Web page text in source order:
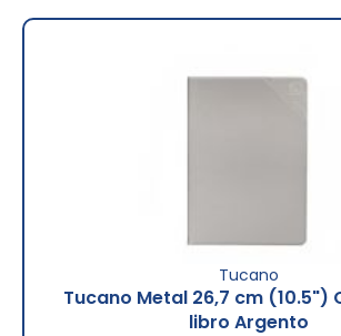
Tucano
Tucano Metal 26,7 cm (10.5")
libro Argento